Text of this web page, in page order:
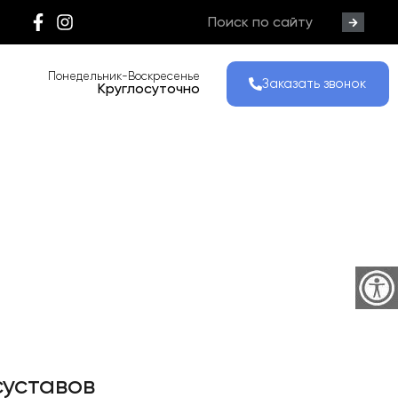
Понедельник-Воскресенье
Круглосуточно Заказать звонок